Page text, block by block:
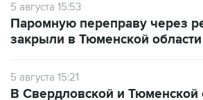
5 августа 15:53
Паромную переправу через
закрыли в Тюменской
5 августа 15:21
В Свердловской и Тюменской